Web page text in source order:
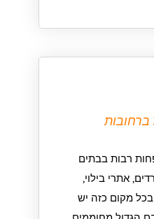
רבות בבתים
אתרי בילוי,
בכל מקום כזה יש